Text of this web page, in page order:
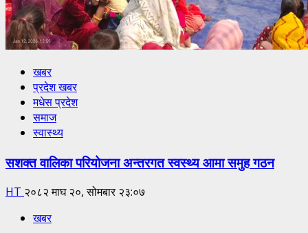
खबर
प्रदेश खबर
मधेस प्रदेश
समाज
स्वास्थ्य
सशक्त वालिका परियोजना अन्तरगत स्वस्थ्य आमा समुह गठन
HT २०८२ माघ २०, सोमबार २३:०७
खबर